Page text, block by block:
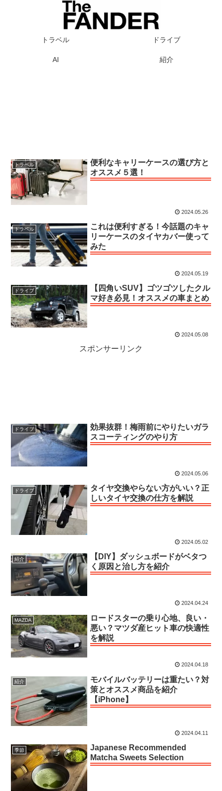
トラベル ドライブ
AI 紹介
トラベル
便利なキャリーケースの選び方と
オススメ５選！
2024.05.26
トラベル
これは便利すぎる！今話題のキャ
リーケースのタイヤカバー使って
みた
2024.05.19
ドライブ
【四角いSUV】ゴツゴツしたクル
マ好き必見！オススメの車まとめ
2024.05.08
スポンサーリンク
ドライブ
効果抜群！梅雨前にやりたいガラ
スコーティングのやり方
2024.05.06
ドライブ
タイヤ交換やらない方がいい？正
しいタイヤ交換の仕方を解説
2024.05.02
紹介
【DIY】ダッシュボードがベタつ
く原因と治し方を紹介
2024.04.24
MAZDA
ロードスターの乗り心地、良い・
悪い？マツダ産ヒット車の快適性
を解説
2024.04.18
紹介
モバイルバッテリーは重たい？対
策とオススメ商品を紹介
【iPhone】
2024.04.11
季節
Japanese Recommended
Matcha Sweets Selection